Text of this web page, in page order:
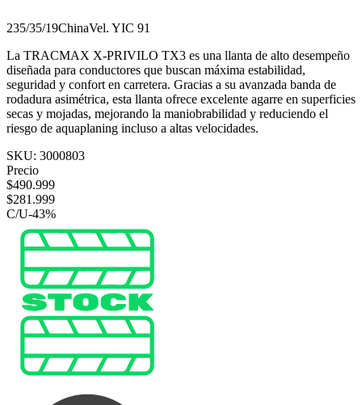
235/35/19ChinaVel. YIC 91
La TRACMAX X-PRIVILO TX3 es una llanta de alto desempeño
diseñada para conductores que buscan máxima estabilidad,
seguridad y confort en carretera. Gracias a su avanzada banda de
rodadura asimétrica, esta llanta ofrece excelente agarre en superficies
secas y mojadas, mejorando la maniobrabilidad y reduciendo el
riesgo de aquaplaning incluso a altas velocidades.
SKU: 3000803
Precio
$490.999
$281.999
C/U-43%